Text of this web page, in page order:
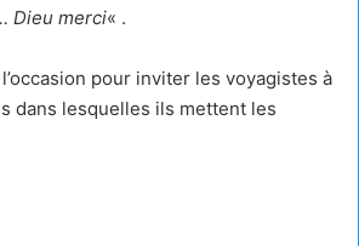
Dieu merci« .
pour inviter les voyagistes à
dans lesquelles ils mettent les